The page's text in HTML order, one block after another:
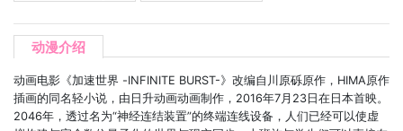
动漫介绍
动画电影《加速世界 -INFINITE BURST-》改编自川原砾原作，HIMA原作
插画的同名轻小说，由日升动画动画制作，2016年7月23日在日本首映。
2046年，透过名为“神经连结装置”的终端连线设备，人们已经可以使虚